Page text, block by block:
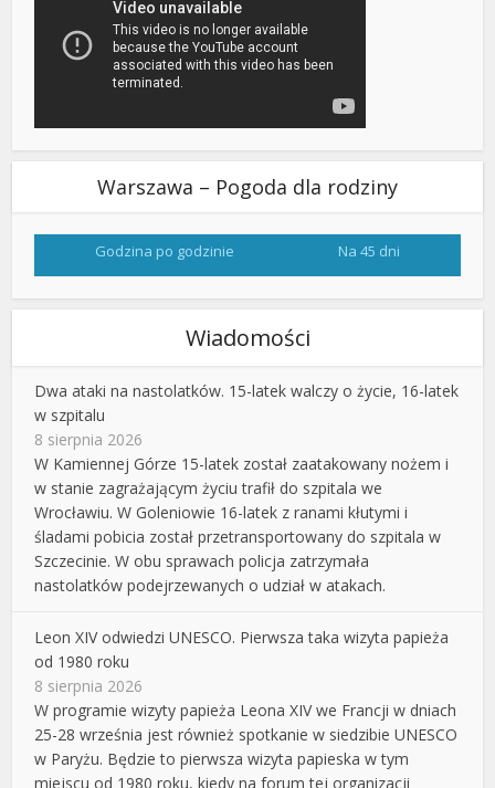
Warszawa – Pogoda dla rodziny
Godzina po godzinie Na 45 dni
Wiadomości
Dwa ataki na nastolatków. 15-latek walczy o życie, 16-latek
w szpitalu
8 sierpnia 2026
W Kamiennej Górze 15-latek został zaatakowany nożem i
w stanie zagrażającym życiu trafił do szpitala we
Wrocławiu. W Goleniowie 16-latek z ranami kłutymi i
śladami pobicia został przetransportowany do szpitala w
Szczecinie. W obu sprawach policja zatrzymała
nastolatków podejrzewanych o udział w atakach.
Leon XIV odwiedzi UNESCO. Pierwsza taka wizyta papieża
od 1980 roku
8 sierpnia 2026
W programie wizyty papieża Leona XIV we Francji w dniach
25-28 września jest również spotkanie w siedzibie UNESCO
w Paryżu. Będzie to pierwsza wizyta papieska w tym
miejscu od 1980 roku, kiedy na forum tej organizacji